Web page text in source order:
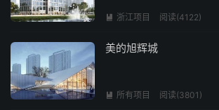
 浙江项目 阅读(4122)
美的旭辉城
 所有项目 阅读(3801)